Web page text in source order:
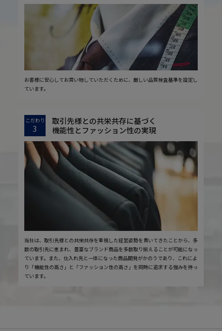
お客様に安心してお買い物していただくために、厳しい品質検査基準を設定し
ています。
こだわり
3
取引先様との共栄共存に基づく
機能性とファッション性の実現
当社は、取引先様との共栄共存を重視した経営姿勢を貫いてきたことから、多
数の取引先に恵まれ、豊富なブランド商品を多数取り揃えることが可能になっ
ています。また、仕入れ先と一体になった商品開発がかのうであり、これによ
り「機能性の高さ」と「ファッション性の高さ」を同時に追求する強みを持っ
ています。